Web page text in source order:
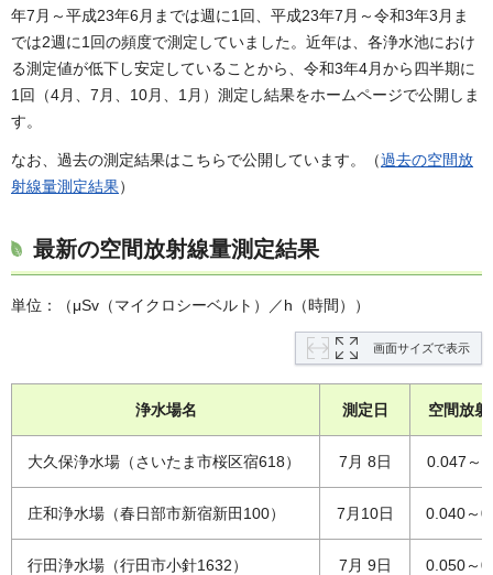
年7月～平成23年6月までは週に1回、平成23年7月～令和3年3月ま
では2週に1回の頻度で測定していました。近年は、各浄水池におけ
る測定値が低下し安定していることから、令和3年4月から四半期に
1回（4月、7月、10月、1月）測定し結果をホームページで公開しま
す。
なお、過去の測定結果はこちらで公開しています。（過去の空間放
射線量測定結果）
最新の空間放射線量測定結果
単位：（μSv（マイクロシーベルト）／h（時間））
画面サイズで表示
浄水場名 測定日 空間放
大久保浄水場（さいたま市桜区宿618） 7月 8日 0.047～
庄和浄水場（春日部市新宿新田100） 7月10日 0.040～
行田浄水場（行田市小針1632） 7月 9日 0.050～